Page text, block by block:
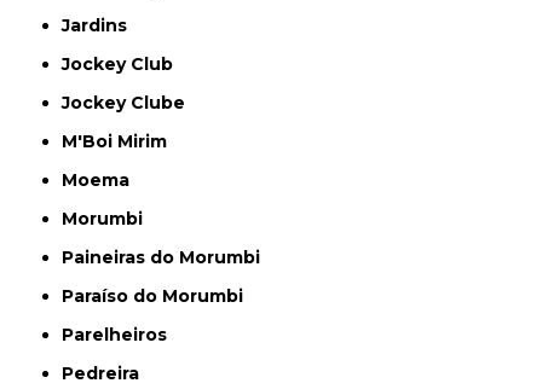
Jardins
Jockey Club
Jockey Clube
M'Boi Mirim
Moema
Morumbi
Paineiras do Morumbi
Paraíso do Morumbi
Parelheiros
Pedreira